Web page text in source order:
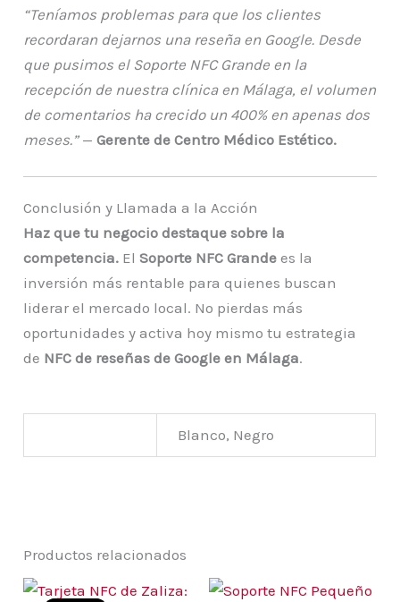
“Teníamos problemas para que los clientes
recordaran dejarnos una reseña en Google. Desde
que pusimos el Soporte NFC Grande en la
recepción de nuestra clínica en Málaga, el volumen
de comentarios ha crecido un 400% en apenas dos
meses.”—Gerente de Centro Médico Estético.
Conclusión y Llamada a la Acción
Haz que tu negocio destaque sobre la
competencia. ElSoporte NFC Grande es la
inversión más rentable para quienes buscan
liderar el mercado local. No pierdas más
oportunidades y activa hoy mismo tu estrategia
de NFC de reseñas de Google en Málaga.
Blanco, Negro
Productos relacionados
Este
Rango